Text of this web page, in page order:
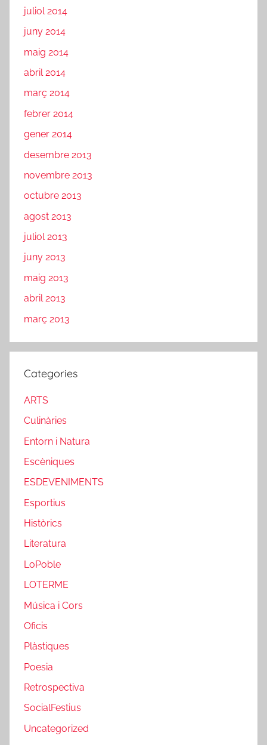
juliol 2014
juny 2014
maig 2014
abril 2014
març 2014
febrer 2014
gener 2014
desembre 2013
novembre 2013
octubre 2013
agost 2013
juliol 2013
juny 2013
maig 2013
abril 2013
març 2013
Categories
ARTS
Culinàries
Entorn i Natura
Escèniques
ESDEVENIMENTS
Esportius
Històrics
Literatura
LoPoble
LOTERME
Música i Cors
Oficis
Plàstiques
Poesia
Retrospectiva
SocialFestius
Uncategorized